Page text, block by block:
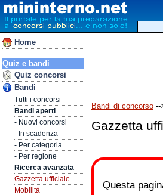
Home
Quiz e bandi
Quiz concorsi
Bandi
Tutti i concorsi
Bandi aperti
- Nuovi concorsi
- In scadenza
- Per categoria
- Per regione
Ricerca avanzata
Gazzetta ufficiale
Mobilità
Bandi di concorso --
Gazzetta
Questa